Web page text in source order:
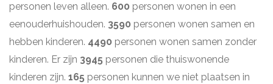
personen leven alleen. 600 personen wonen in een
eenouderhuishouden. 3590 personen wonen samen en
hebben kinderen. 4490 personen wonen samen zonder
kinderen. Er zijn 3945 personen die thuiswonende
kinderen zijn. 165 personen kunnen we niet plaatsen in